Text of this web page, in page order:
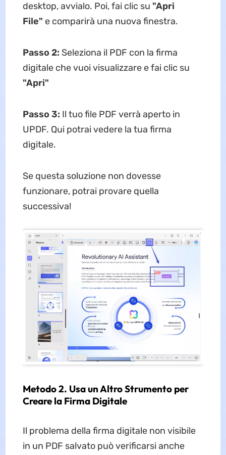
desktop, avvialo. Poi, fai clic su "Apri
File" e comparirà una nuova finestra.
Passo 2: Seleziona il PDF con la firma
digitale che vuoi visualizzare e fai clic su
"Apri"
Passo 3: Il tuo file PDF verrà aperto in
UPDF. Qui potrai vedere la tua firma
digitale.
Se questa soluzione non dovesse
funzionare, potrai provare quella
successiva!
Metodo 2. Usa un Altro Strumento per
Creare la Firma Digitale
Il problema della firma digitale non visibile
in un PDF salvato può verificarsi anche